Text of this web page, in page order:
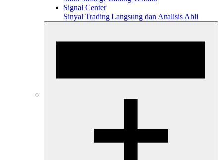
Signal Center
Sinyal Trading Langsung dan Analisis Ahli